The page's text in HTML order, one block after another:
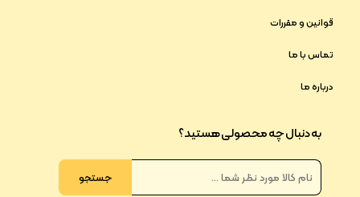
قوانین و مقررات
تماس با ما
درباره ما
به دنبال چه محصولی هستید؟
جستجو